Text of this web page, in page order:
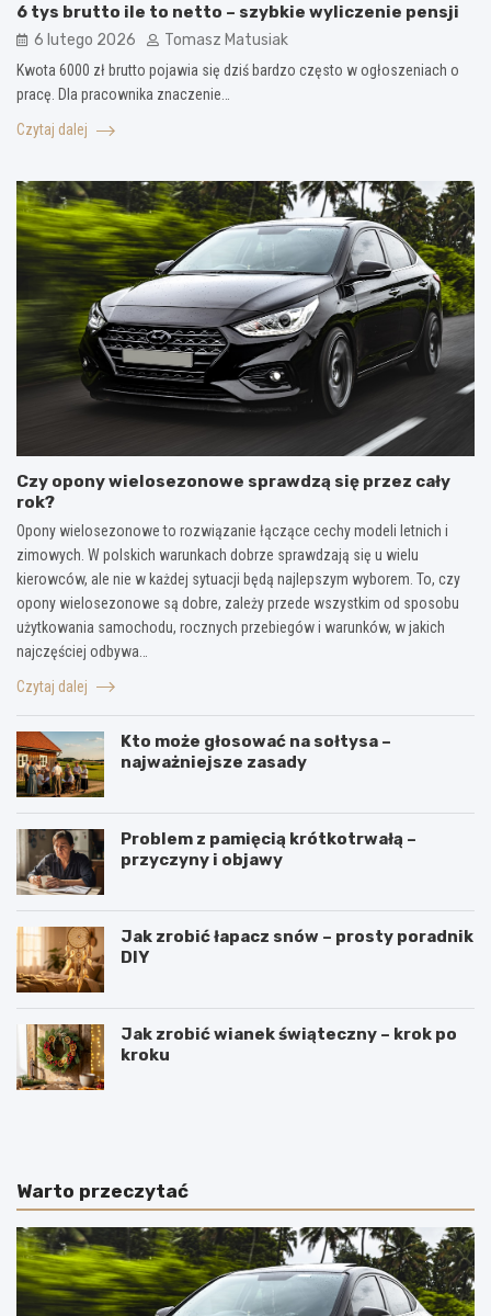
6 tys brutto ile to netto – szybkie wyliczenie pensji
6 lutego 2026 Tomasz Matusiak
Kwota 6000 zł brutto pojawia się dziś bardzo często w ogłoszeniach o
pracę. Dla pracownika znaczenie…
Czytaj dalej
Czy opony wielosezonowe sprawdzą się przez cały
rok?
Opony wielosezonowe to rozwiązanie łączące cechy modeli letnich i
zimowych. W polskich warunkach dobrze sprawdzają się u wielu
kierowców, ale nie w każdej sytuacji będą najlepszym wyborem. To, czy
opony wielosezonowe są dobre, zależy przede wszystkim od sposobu
użytkowania samochodu, rocznych przebiegów i warunków, w jakich
najczęściej odbywa…
Czytaj dalej
Kto może głosować na sołtysa –
najważniejsze zasady
Problem z pamięcią krótkotrwałą –
przyczyny i objawy
Jak zrobić łapacz snów – prosty poradnik
DIY
Jak zrobić wianek świąteczny – krok po
kroku
J
p
o
l
s
k
i
W
y
m
e
n
n
i
Warto przeczytać